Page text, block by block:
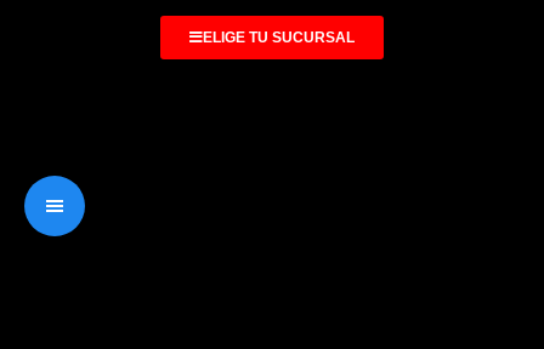
ELIGE TU SUCURSAL